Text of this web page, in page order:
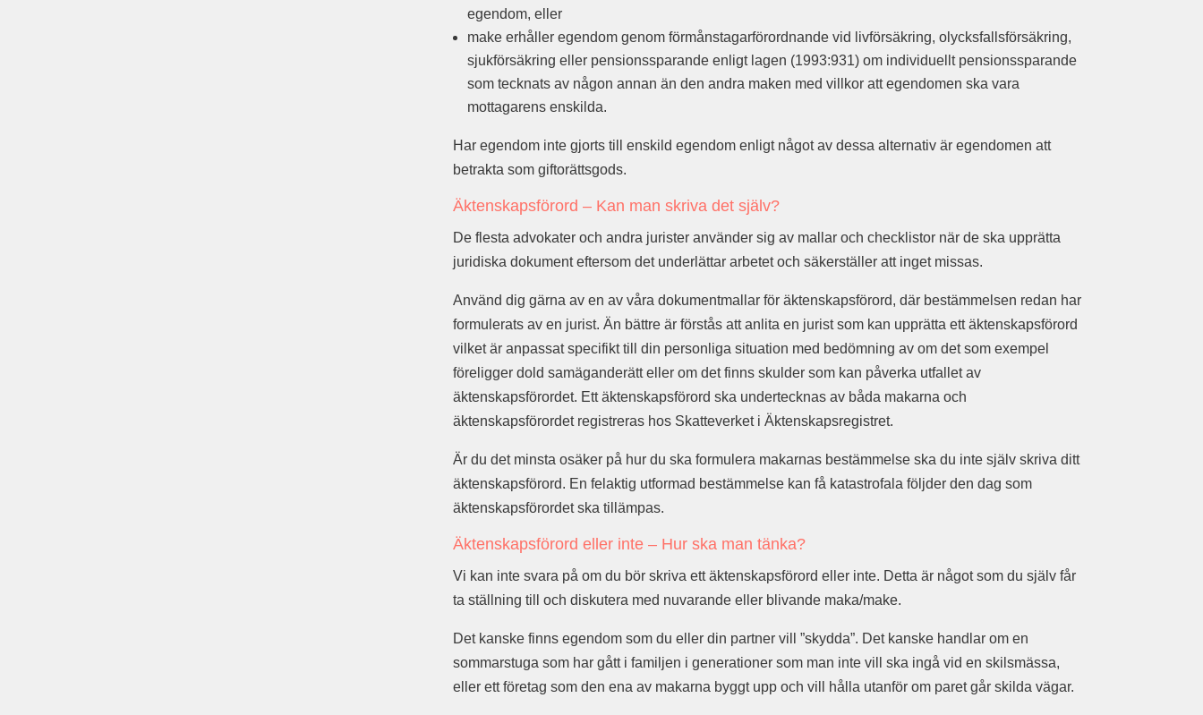
egendom, eller
make erhåller egendom genom förmånstagarförordnande vid livförsäkring, olycksfallsförsäkring,
sjukförsäkring eller pensionssparande enligt lagen (1993:931) om individuellt pensionssparande
som tecknats av någon annan än den andra maken med villkor att egendomen ska vara
mottagarens enskilda.
Har egendom inte gjorts till enskild egendom enligt något av dessa alternativ är egendomen att
betrakta som giftorättsgods.
Äktenskapsförord – Kan man skriva det själv?
De flesta advokater och andra jurister använder sig av mallar och checklistor när de ska upprätta
juridiska dokument eftersom det underlättar arbetet och säkerställer att inget missas.
Använd dig gärna av en av våra dokumentmallar för äktenskapsförord, där bestämmelsen redan har
formulerats av en jurist. Än bättre är förstås att anlita en jurist som kan upprätta ett äktenskapsförord
vilket är anpassat specifikt till din personliga situation med bedömning av om det som exempel
föreligger dold samäganderätt eller om det finns skulder som kan påverka utfallet av
äktenskapsförordet. Ett äktenskapsförord ska undertecknas av båda makarna och
äktenskapsförordet registreras hos Skatteverket i Äktenskapsregistret.
Är du det minsta osäker på hur du ska formulera makarnas bestämmelse ska du inte själv skriva ditt
äktenskapsförord. En felaktig utformad bestämmelse kan få katastrofala följder den dag som
äktenskapsförordet ska tillämpas.
Äktenskapsförord eller inte – Hur ska man tänka?
Vi kan inte svara på om du bör skriva ett äktenskapsförord eller inte. Detta är något som du själv får
ta ställning till och diskutera med nuvarande eller blivande maka/make.
Det kanske finns egendom som du eller din partner vill ”skydda”. Det kanske handlar om en
sommarstuga som har gått i familjen i generationer som man inte vill ska ingå vid en skilsmässa,
eller ett företag som den ena av makarna byggt upp och vill hålla utanför om paret går skilda vägar.